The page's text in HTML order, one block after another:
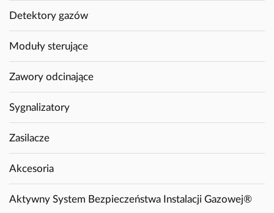
Detektory gazów
Moduły sterujące
Zawory odcinające
Sygnalizatory
Zasilacze
Akcesoria
Aktywny System Bezpieczeństwa Instalacji Gazowej®